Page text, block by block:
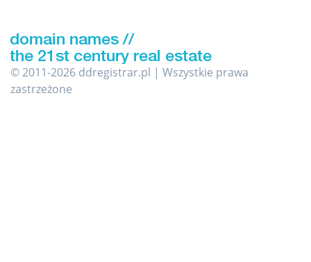
© 2011-2026 ddregistrar.pl | Wszystkie prawa
zastrzeżone